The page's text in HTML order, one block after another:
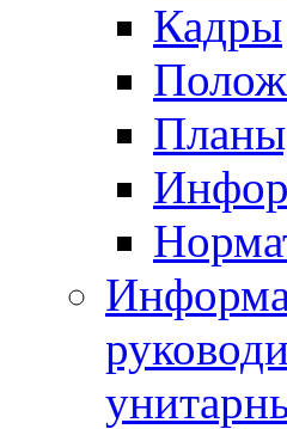
Кадры